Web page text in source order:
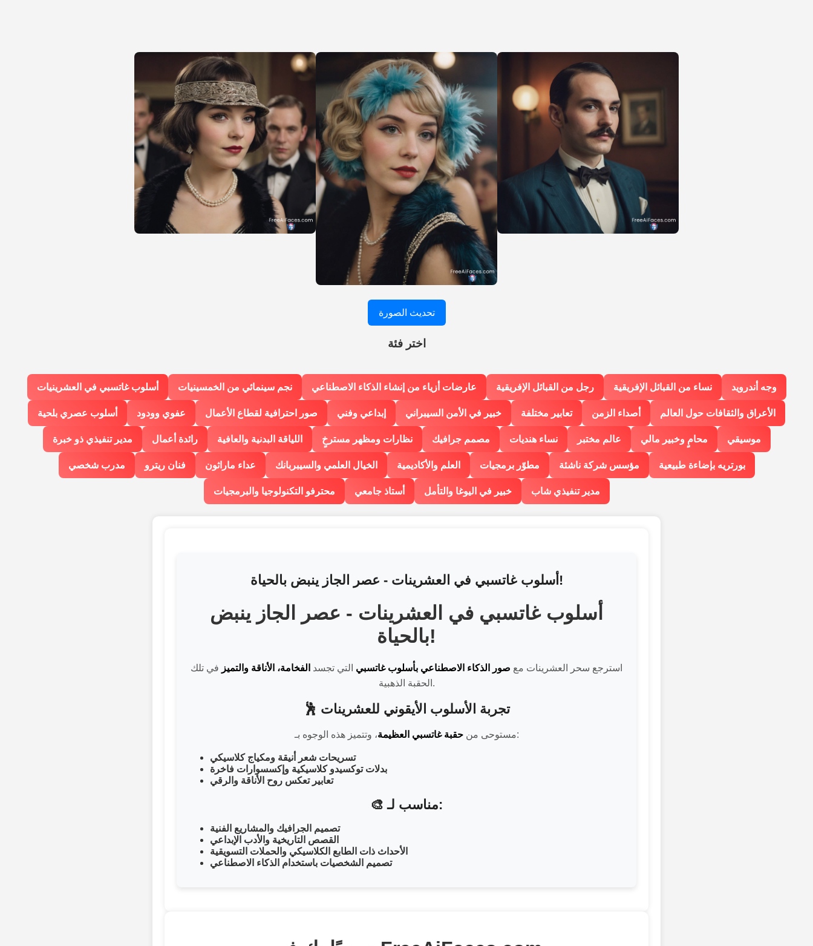
تحديث الصورة
اختر فئة
أسلوب غاتسبي في العشرينيات نجم سينمائي من الخمسينيات عارضات أزياء من إنشاء الذكاء الاصطناعي رجل من القبائل الإفريقية نساء من القبائل الإفريقية وجه أندرويد
أسلوب عصري بلحية عفوي وودود صور احترافية لقطاع الأعمال إبداعي وفني خبير في الأمن السيبراني تعابير مختلفة أصداء الزمن الأعراق والثقافات حول العالم
مدير تنفيذي ذو خبرة رائدة أعمال اللياقة البدنية والعافية نظارات ومظهر مسترخٍ مصمم جرافيك نساء هنديات عالم مختبر محامٍ وخبير مالي موسيقي
مدرب شخصي فنان ريترو عداء ماراثون الخيال العلمي والسيبربانك العلم والأكاديمية مطوّر برمجيات مؤسس شركة ناشئة بورتريه بإضاءة طبيعية
محترفو التكنولوجيا والبرمجيات أستاذ جامعي خبير في اليوغا والتأمل مدير تنفيذي شاب
أسلوب غاتسبي في العشرينات - عصر الجاز ينبض بالحياة!
أسلوب غاتسبي في العشرينات - عصر الجاز ينبض
بالحياة!
استرجع سحر العشرينات مع صور الذكاء الاصطناعي بأسلوب غاتسبي التي تجسد الفخامة، الأناقة والتميز في تلك
الحقبة الذهبية.
🕺 تجربة الأسلوب الأيقوني للعشرينات
مستوحى منحقبة غاتسبي العظيمة ، وتتميز هذه الوجوه بـ:
تسريحات شعر أنيقة ومكياج كلاسيكي
بدلات توكسيدو كلاسيكية وإكسسوارات فاخرة
تعابير تعكس روح الأناقة والرقي
🎨 مناسب لـ:
تصميم الجرافيك والمشاريع الفنية
القصص التاريخية والأدب الإبداعي
الأحداث ذات الطابع الكلاسيكي والحملات التسويقية
تصميم الشخصيات باستخدام الذكاء الاصطناعي